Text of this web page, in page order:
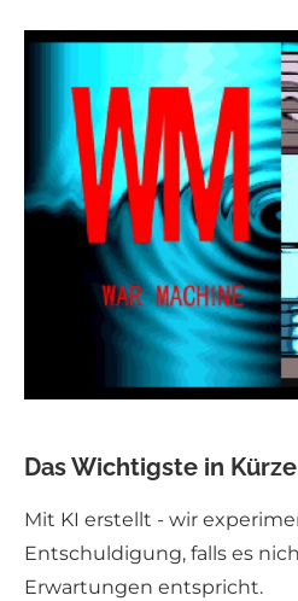
Das Wichtigste in Kürze
Mit KI erstellt - wir
Entschuldigung, falls es
Erwartungen entspricht.